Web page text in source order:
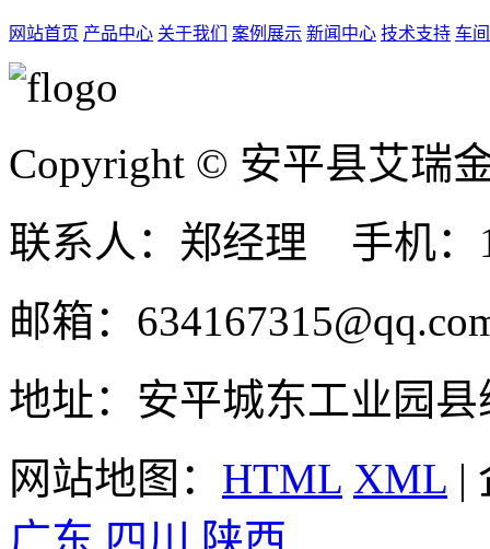
网站首页 产品中心 关于我们 案例展示 新闻中心 技术支持 车
Copyright © 安平县艾瑞
联系人：郑经理 手机：
邮箱：
地址：安平城东工业园县
网站地图： HTML XML |